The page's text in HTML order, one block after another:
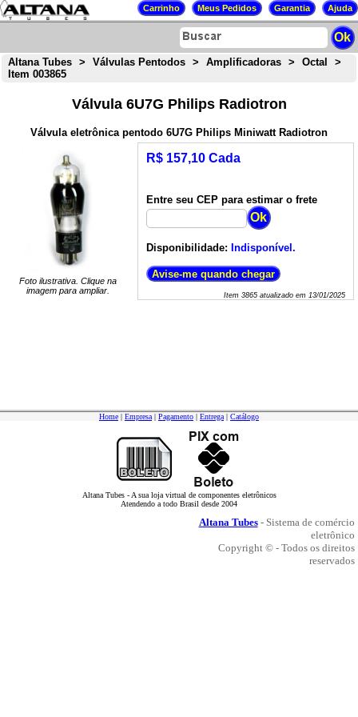
Altana Tubes > Válvulas Pentodos > Amplificadoras > Octal
>
Item 003865
Válvula 6U7G Philips Radiotron
Válvula eletrônica pentodo 6U7G Philips Miniwatt Radiotron
Foto ilustrativa. Clique na
imagem para ampliar.
R$ 157,10 Cada
Entre seu CEP para estimar o frete
Disponibilidade: Indisponível.
Item 3865atualizado em 13/01/2025
Home | Empresa | Pagamento | Entrega | Catálogo
Altana Tubes - A sua loja virtual de componentes eletrônicos
Atendendo a todo Brasil desde 2004
Altana Tubes- Sistema de comércio
eletrônico
Copyright © - Todos os direitos
reservados